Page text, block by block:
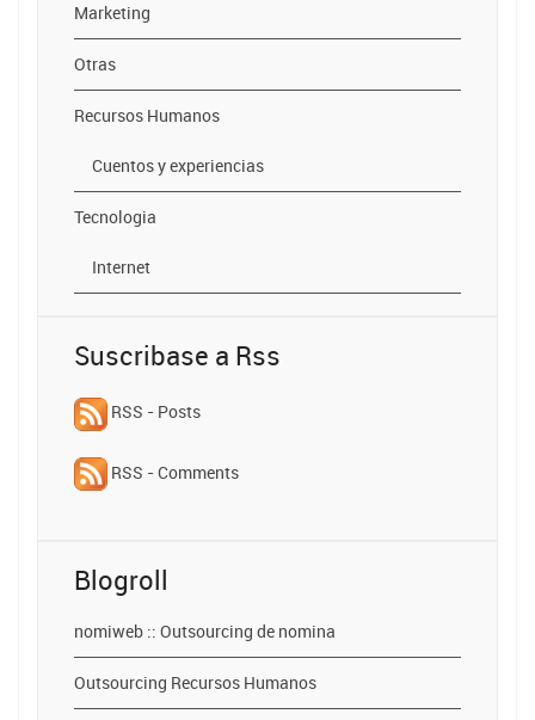
Marketing
Otras
Recursos Humanos
Cuentos y experiencias
Tecnologia
Internet
Suscribase a Rss
RSS - Posts
RSS - Comments
Blogroll
nomiweb :: Outsourcing de nomina
Outsourcing Recursos Humanos